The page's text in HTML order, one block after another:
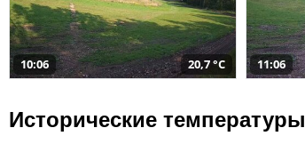
10:06 20,7 °C 11:06
Исторические температуры